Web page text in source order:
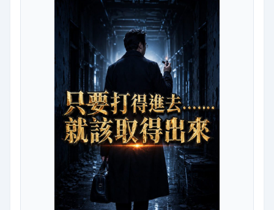
結塊的填充物，比喻為住進皮膚底下的不速之客；而醫
師，則如同提著皮箱、點起打火機，走進深夜醫院走廊…